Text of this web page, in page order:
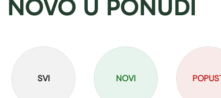
NOVO U PONUDI
SVI NOVI